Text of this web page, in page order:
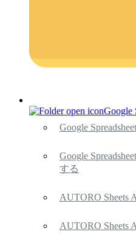
Google
Google
Google
する
AUTORO Sheets
AUTORO Sheets